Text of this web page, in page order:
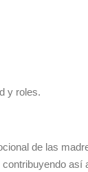
y roles.
de las